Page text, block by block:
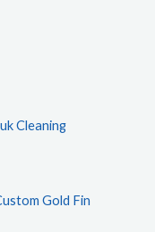
Cleaning
Gold Fin